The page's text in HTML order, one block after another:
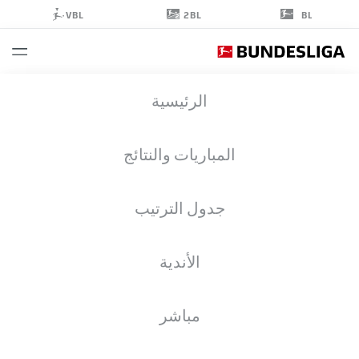
BL
2BL
VBL
الرئيسية
المباريات والنتائج
جدول الترتيب
الأندية
مباشر